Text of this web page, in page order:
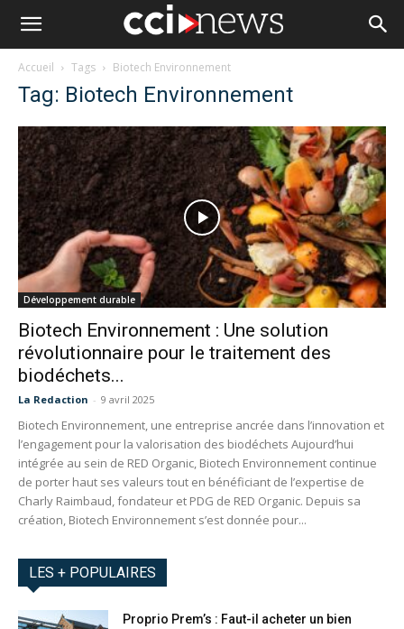
Accueil Tags Biotech Environnement
Tag: Biotech Environnement
Développement durable
Biotech Environnement : Une solution
révolutionnaire pour le traitement des
biodéchets...
La Redaction - 9 avril 2025
Biotech Environnement, une entreprise ancrée dans l’innovation et
l’engagement pour la valorisation des biodéchets Aujourd’hui
intégrée au sein de RED Organic, Biotech Environnement continue
de porter haut ses valeurs tout en bénéficiant de l’expertise de
Charly Raimbaud, fondateur et PDG de RED Organic. Depuis sa
création, Biotech Environnement s’est donnée pour...
LES + POPULAIRES
Proprio Prem’s : Faut-il acheter un bien